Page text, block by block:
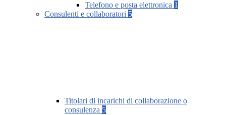
Telefono e posta elettronica 1
Consulenti e collaboratori 5
Titolari di incarichi di collaborazione o
consulenza 5